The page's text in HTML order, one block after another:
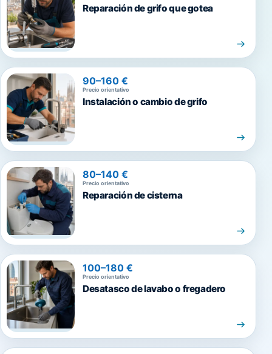
Reparación de grifo que gotea
90–160 €
Precio orientativo
Instalación o cambio de grifo
80–140 €
Precio orientativo
Reparación de cisterna
100–180 €
Precio orientativo
Desatasco de lavabo o fregadero